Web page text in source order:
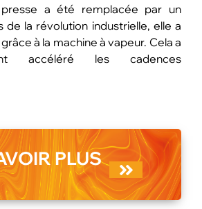
presse a été remplacée par un
de la révolution industrielle, elle a
à la machine à vapeur. Cela a
accéléré les cadences
PLUS